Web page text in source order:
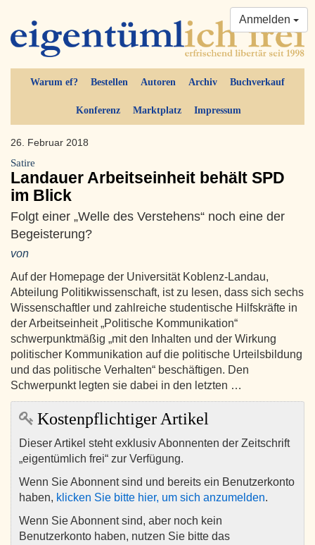
Warum ef? Bestellen Autoren Archiv Buchverkauf
Konferenz Marktplatz Impressum
Anmelden
26. Februar 2018
Satire
Landauer Arbeitseinheit behält SPD
im Blick
Folgt einer „Welle des Verstehens“ noch eine der
Begeisterung?
von
Auf der Homepage der Universität Koblenz-Landau,
Abteilung Politikwissenschaft, ist zu lesen, dass sich sechs
Wissenschaftler und zahlreiche studentische Hilfskräfte in
der Arbeitseinheit „Politische Kommunikation“
schwerpunktmäßig „mit den Inhalten und der Wirkung
politischer Kommunikation auf die politische Urteilsbildung
und das politische Verhalten“ beschäftigen. Den
Schwerpunkt legten sie dabei in den letzten …
Kostenpflichtiger Artikel
Dieser Artikel steht exklusiv Abonnenten der Zeitschrift
„eigentümlich frei“ zur Verfügung.
Wenn Sie Abonnent sind und bereits ein Benutzerkonto
haben, klicken Sie bitte hier, um sich anzumelden.
Wenn Sie Abonnent sind, aber noch kein
Benutzerkonto haben, nutzen Sie bitte das